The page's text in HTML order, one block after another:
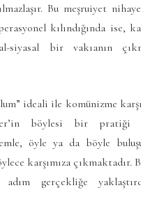
Bu meşruiyet
kılındığında ise,
siyasal bir vakıanın
ideali ile komünizme
böylesi bir pratiği
öyle ya da böyle
karşımıza
gerçekliğe